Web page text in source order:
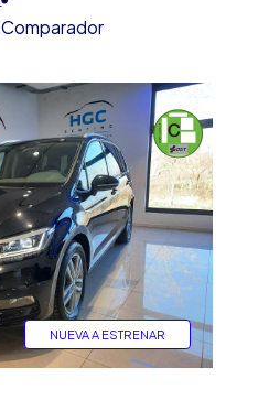
Comparador
NUEVA A ESTRENAR